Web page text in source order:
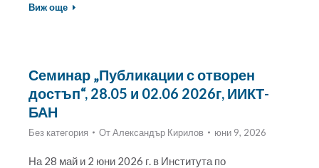
Виж още
Семинар „Публикации с отворен
достъп“, 28.05 и 02.06 2026г, ИИКТ-
БАН
Без категория ОтАлександър Кирилов юни 9, 2026
На 28 май и 2 юни 2026 г. в Института по